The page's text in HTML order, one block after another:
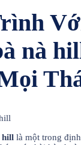
nà
hill là một trong